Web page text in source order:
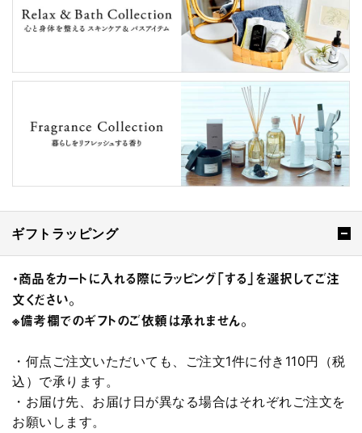
ギフトラッピング
・商品をカートに入れる際にラッピング「する」を選択してご注
文ください。
※備考欄でのギフトのご依頼は承れません。
・何点ご注文いただいても、ご注文1件に付き110円（税
込）で承ります。
・お届け先、お届け日が異なる場合はそれぞれご注文を
お願いします。